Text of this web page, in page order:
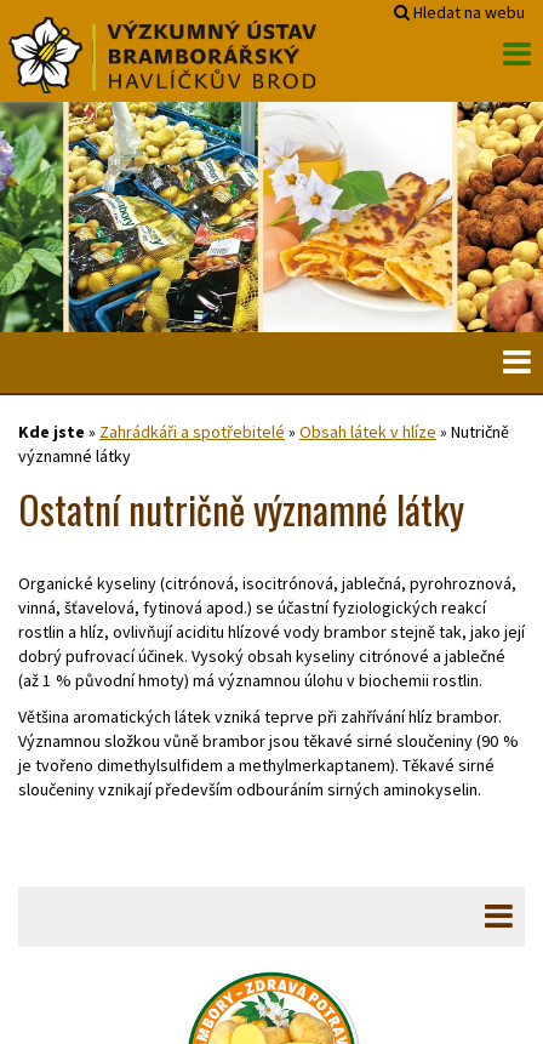
Hledat na webu
Kde jste » Zahrádkáři a spotřebitelé » Obsah látek v hlíze » Nutričně
významné látky
Ostatní nutričně významné látky
Organické kyseliny (citrónová, isocitrónová, jablečná, pyrohroznová,
vinná, šťavelová, fytinová apod.) se účastní fyziologických reakcí
rostlin a hlíz, ovlivňují aciditu hlízové vody brambor stejně tak, jako její
dobrý pufrovací účinek. Vysoký obsah kyseliny citrónové a jablečné
(až 1 % původní hmoty) má významnou úlohu v biochemii rostlin.
Většina aromatických látek vzniká teprve při zahřívání hlíz brambor.
Významnou složkou vůně brambor jsou těkavé sirné sloučeniny (90 %
je tvořeno dimethylsulfidem a methylmerkaptanem). Těkavé sirné
sloučeniny vznikají především odbouráním sirných aminokyselin.